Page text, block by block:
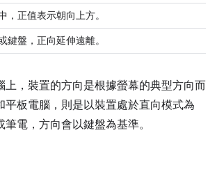
，正值表示朝向上方。
鍵盤，正向延伸遠離。
上，裝置的方向是根據螢幕的典型方向而
平板電腦，則是以裝置處於直向模式為
電，方向會以鍵盤為基準。